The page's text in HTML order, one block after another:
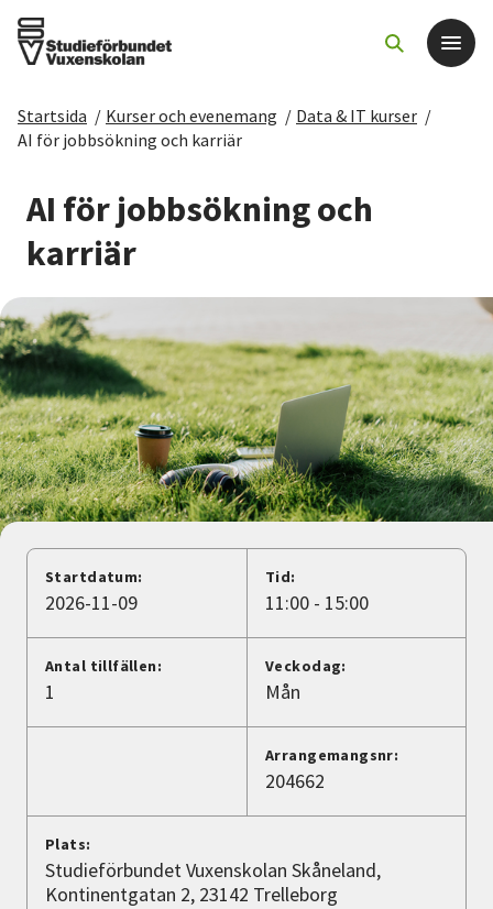
Det här gör vi
För dig som
Sök kurser och evenemang
Om SV
Starta studiecirkel
Cirkelledare
Nyheter
Avdelningar
Lyssna
Startsida / Kurser och evenemang / Data & IT kurser /
AI för jobbsökning och karriär
AI för jobbsökning och
karriär
Startdatum:
2026-11-09
Tid:
11:00 - 15:00
Antal tillfällen:
1
Veckodag:
Mån
Arrangemangsnr:
204662
Plats:
Studieförbundet Vuxenskolan Skåneland,
Kontinentgatan 2, 23142 Trelleborg